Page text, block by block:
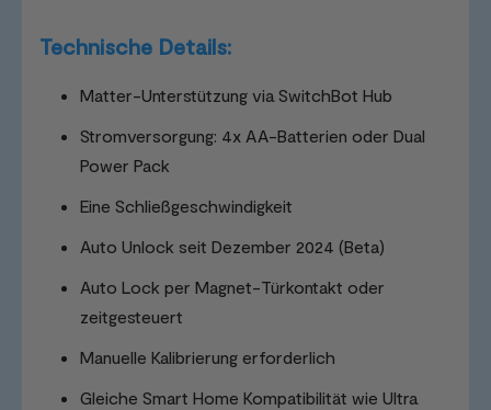
Technische Details:
Matter-Unterstützung via SwitchBot Hub
Stromversorgung: 4x AA-Batterien oder Dual
Power Pack
Eine Schließgeschwindigkeit
Auto Unlock seit Dezember 2024 (Beta)
Auto Lock per Magnet-Türkontakt oder
zeitgesteuert
Manuelle Kalibrierung erforderlich
Gleiche Smart Home Kompatibilität wie Ultra